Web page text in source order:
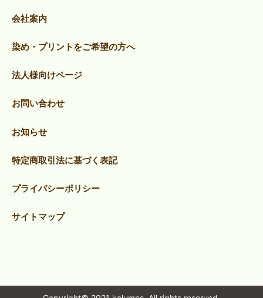
会社案内
染め・プリントをご希望の方へ
法人様向けページ
お問い合わせ
お知らせ
特定商取引法に基づく表記
プライバシーポリシー
サイトマップ